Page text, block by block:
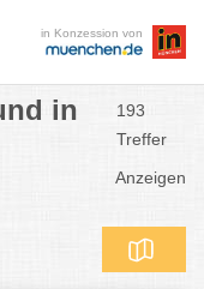
in Konzession von
in
193
Treffer
Anzeigen